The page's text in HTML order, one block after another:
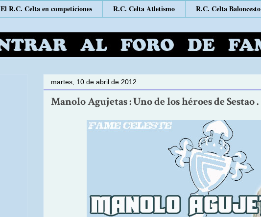
El R.C. Celta en competiciones R.C. Celta Atletismo R.C. Celta Baloncesto
martes, 10 de abril de 2012
Manolo Agujetas : Uno de los héroes de Sestao .